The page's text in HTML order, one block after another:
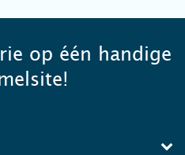
op één handige